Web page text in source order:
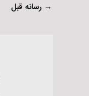
→ رسانه قبل